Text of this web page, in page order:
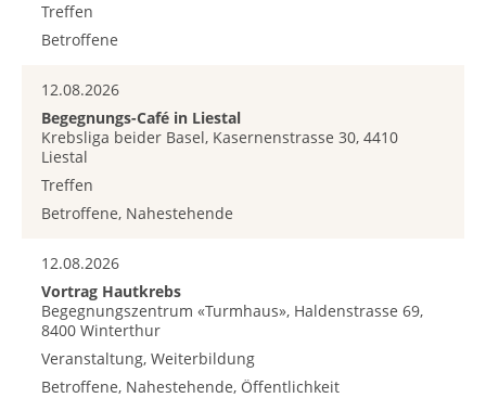
Treffen
Betroffene
12.08.2026
Begegnungs-Café in Liestal
Krebsliga beider Basel, Kasernenstrasse 30, 4410
Liestal
Treffen
Betroffene, Nahestehende
12.08.2026
Vortrag Hautkrebs
Begegnungszentrum «Turmhaus», Haldenstrasse 69,
8400 Winterthur
Veranstaltung, Weiterbildung
Betroffene, Nahestehende, Öffentlichkeit